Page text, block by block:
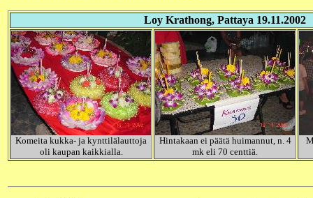
Loy Krathong, Pattaya 19.11.2002
Komeita kukka- ja kynttilälauttoja
oli kaupan kaikkialla.
Hintakaan ei päätä huimannut, n. 4
mk eli 70 centtiä.